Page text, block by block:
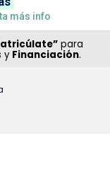
más info
para
y Financiación.